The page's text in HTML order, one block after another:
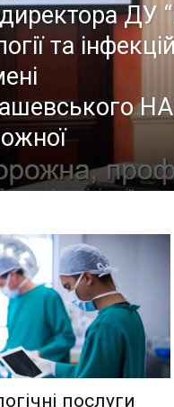
ДУ
та
послуги